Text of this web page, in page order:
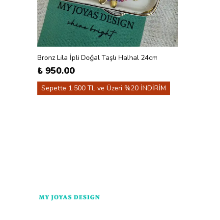
Bronz Lila İpli Doğal Taşlı Halhal 24cm
₺ 950.00
Sepette 1.500 TL ve Üzeri %20 İNDİRİM